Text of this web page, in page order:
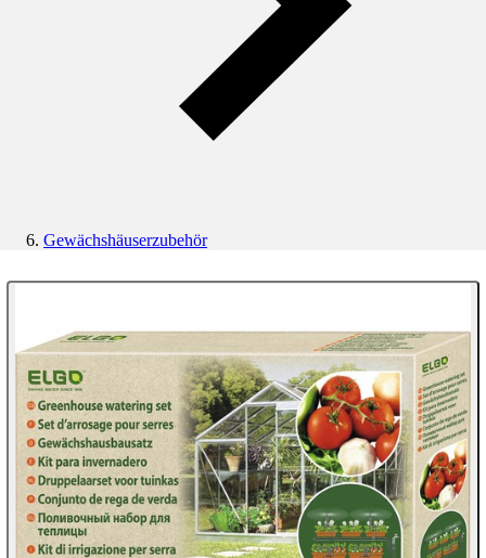
Gewächshäuserzubehör